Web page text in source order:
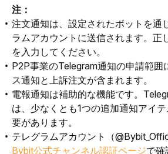
注：
注文通知は、設定されたボットを通
ラムアカウントに送信されま す。正
を入力してください。
P2P事業のTelegram通知の申請範囲
ス通知と上訴注文が含まれます。
電報通知は補助的な機能です。
は、少なくとも1つの追加通知アイテ
要があります。
テレグラムアカウント（
Bybit公式チャンネル認証ページで確